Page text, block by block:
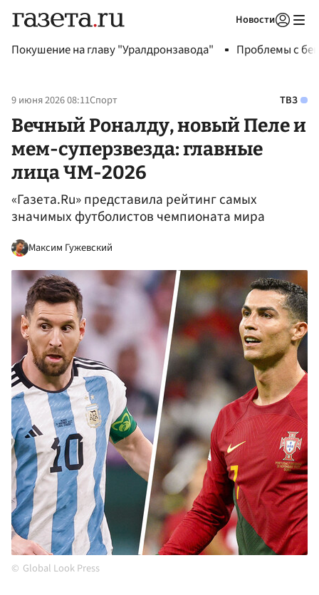
Новости
Покушение на главу "Уралдронзавода" Проблемы с
9 июня 2026 08:11Спорт ТВЗ
Вечный Роналду, новый Пеле и
мем-суперзвезда: главные
лица ЧМ-2026
«Газета.Ru» представила рейтинг самых
значимых футболистов чемпионата мира
Максим Гужевский
Global Look Press